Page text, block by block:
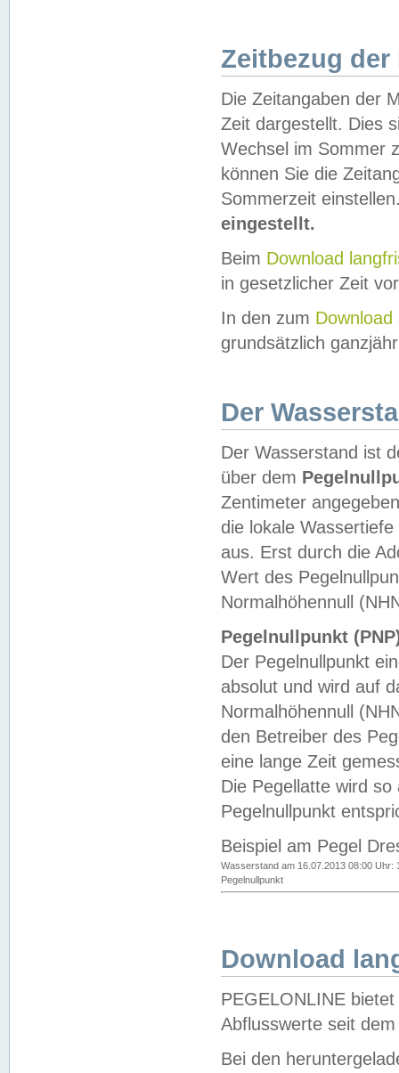
Zeitbezug der
Die Zeitangaben der
Zeit dargestellt. Dies
Wechsel im Sommer
können Sie die
Sommerzeit
eingestellt.
Beim Download
in gesetzlicher Zeit
In den zum Download
grundsätzlich
Der
Der Wasserstand ist
über dem
Zentimeter
die lokale
aus. Erst durch die
Wert des
Normalhöhennull
Pegelnullpunkt
Der Pegelnullpunkt
absolut und wird auf
Normalhöhennull
den Betreiber des
eine lange Zeit
Die Pegellatte wird
Pegelnullpunkt
Beispiel am Pegel
Wasserstand am 16.07.2013 08:00 Uhr:
Pegelnullpunkt
Download
PEGELONLINE
Abflusswerte seit
Bei den